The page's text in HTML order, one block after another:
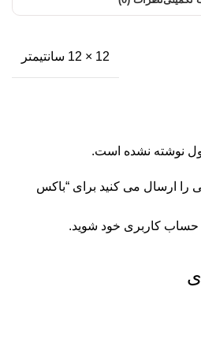
12 × 12 سانتیمتر
نوشته نشده است.
را ارسال می کنید برای “باکس
حساب کاربری خود شوید.